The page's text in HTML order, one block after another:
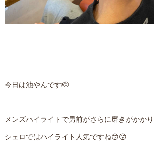
今日は池やんです🫡
メンズハイライトで男前がさらに磨きがかか
シェロではハイライト人気ですね😙😙